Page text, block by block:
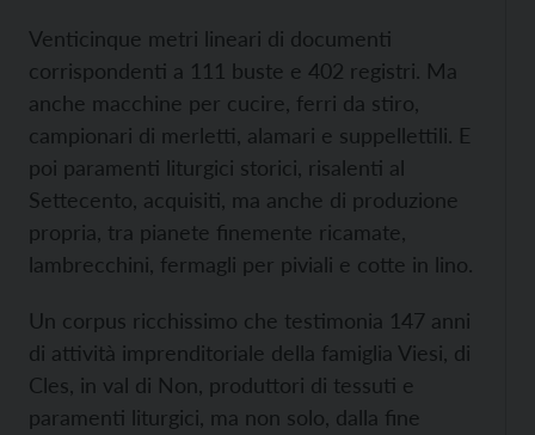
Venticinque metri lineari di documenti
corrispondenti a 111 buste e 402 registri. Ma
anche macchine per cucire, ferri da stiro,
campionari di merletti, alamari e suppellettili. E
poi paramenti liturgici storici, risalenti al
Settecento, acquisiti, ma anche di produzione
propria, tra pianete finemente ricamate,
lambrecchini, fermagli per piviali e cotte in lino.
Un corpus ricchissimo che testimonia 147 anni
di attività imprenditoriale della famiglia Viesi, di
Cles, in val di Non, produttori di tessuti e
paramenti liturgici, ma non solo, dalla fine